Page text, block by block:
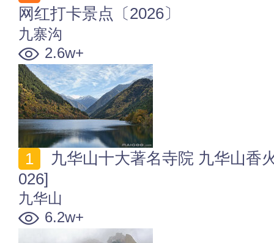
网红打卡景点〔2026〕
九寨沟
2.6w+
026]
九华山
6.2w+